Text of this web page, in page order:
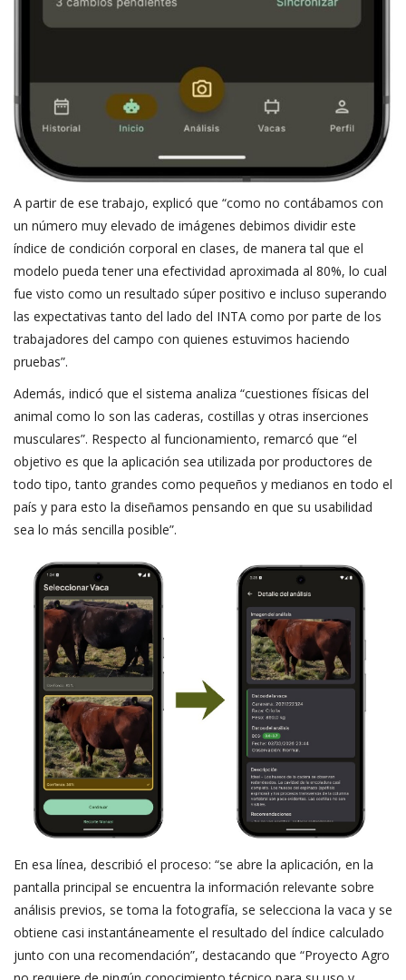
A partir de ese trabajo, explicó que “como no contábamos con
un número muy elevado de imágenes debimos dividir este
índice de condición corporal en clases, de manera tal que el
modelo pueda tener una efectividad aproximada al 80%, lo cual
fue visto como un resultado súper positivo e incluso superando
las expectativas tanto del lado del INTA como por parte de los
trabajadores del campo con quienes estuvimos haciendo
pruebas”.
Además, indicó que el sistema analiza “cuestiones físicas del
animal como lo son las caderas, costillas y otras inserciones
musculares”. Respecto al funcionamiento, remarcó que “el
objetivo es que la aplicación sea utilizada por productores de
todo tipo, tanto grandes como pequeños y medianos en todo el
país y para esto la diseñamos pensando en que su usabilidad
sea lo más sencilla posible”.
En esa línea, describió el proceso: “se abre la aplicación, en la
pantalla principal se encuentra la información relevante sobre
análisis previos, se toma la fotografía, se selecciona la vaca y se
obtiene casi instantáneamente el resultado del índice calculado
junto con una recomendación”, destacando que “Proyecto Agro